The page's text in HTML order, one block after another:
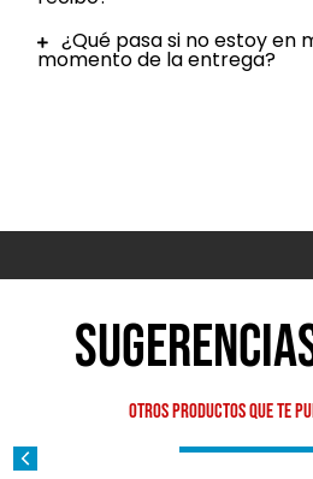
¿Qué pasa si no estoy en
momento de la entrega?
Otros productos que te